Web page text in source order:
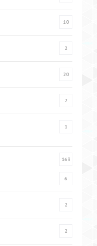
10
2
20
2
1
163
6
2
2